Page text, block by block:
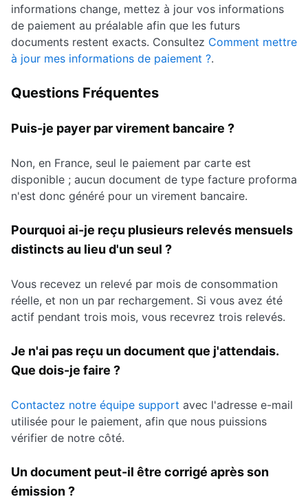
informations change, mettez à jour vos informations
de paiement au préalable afin que les futurs
documents restent exacts. Consultez Comment mettre
à jour mes informations de paiement ?.
Questions Fréquentes
Puis-je payer par virement bancaire ?
Non, en France, seul le paiement par carte est
disponible ; aucun document de type facture proforma
n'est donc généré pour un virement bancaire.
Pourquoi ai-je reçu plusieurs relevés mensuels
distincts au lieu d'un seul ?
Vous recevez un relevé par mois de consommation
réelle, et non un par rechargement. Si vous avez été
actif pendant trois mois, vous recevrez trois relevés.
Je n'ai pas reçu un document que j'attendais.
Que dois-je faire ?
Contactez notre équipe support avec l'adresse e-mail
utilisée pour le paiement, afin que nous puissions
vérifier de notre côté.
Un document peut-il être corrigé après son
émission ?